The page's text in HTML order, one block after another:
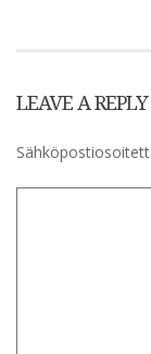
LEAVE A REPLY